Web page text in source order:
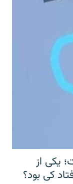
یکی از
کی بود؟